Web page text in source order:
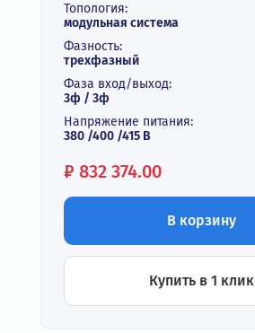
Топология:
модульная система
Фазность:
трехфазный
Фаза вход/выход:
3ф / 3ф
Напряжение питания:
380 /400 /415 В
Цена:
₽ 832 374.00
В корзину
Купить в 1 клик